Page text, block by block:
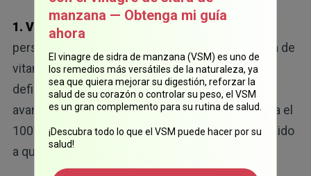
1. Vitamina D:
se estima que el 40 % de las
personas que viven en Europa tienen deficiencia de
vitamina D, mientras que el 13 % tiene una
deficiencia grave.19Entre las personas de edad
avanzada que viven en los Estados Unidos, hasta el
100 % podría tener deficiencia, en gran parte debido
a que pasan menos tiempo al aire libre.
manzana — Obtenga mi guía
ahora
El vinagre de sidra de manzana (VSM) es uno de
los remedios más versátiles de la naturaleza, ya
sea que quiera mejorar su digestión, reforzar la
salud de su corazón o controlar su peso, el VSM
es un gran complemento para su rutina de salud.
¡Descubra todo lo que el VSM puede hacer por su
salud!